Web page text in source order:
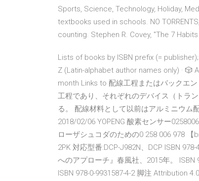
Sports, Science, Technology, Holiday,
textbooks used in schools. NO
counting. Stephen R. Covey, "The 7
Lists of books by ISBN prefix (=
Z (Latin-alphabet author names only) ·
month Links to 配線工程またはバックエ
工程であり、それぞれのデバイス（トラ
る。 配線材料として以前はアルミニウム
2018/02/06 YOPENG 酸素センサー
ローザシュコダのための0 258 006 978
2PK 対応型番:DCP-J982N、DCP ISBN
へのアプローチ』春風社、2015年。 ISBN
ISBN 978-0-9931587-4-2 脚注 Attribution